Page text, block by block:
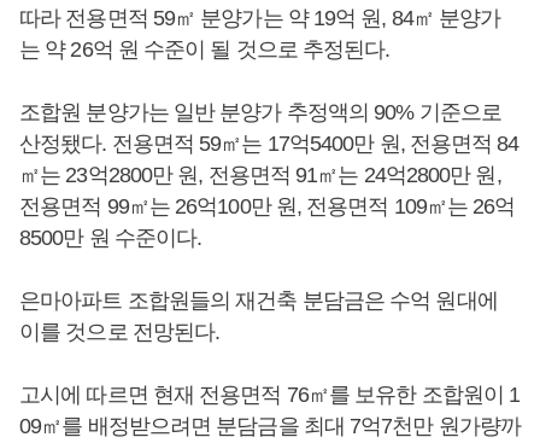
따라 전용면적 59㎡ 분양가는 약 19억 원, 84㎡ 분양가
는 약 26억 원 수준이 될 것으로 추정된다.
조합원 분양가는 일반 분양가 추정액의 90% 기준으로
산정됐다. 전용면적 59㎡는 17억5400만 원, 전용면적 84
㎡는 23억2800만 원, 전용면적 91㎡는 24억2800만 원,
전용면적 99㎡는 26억100만 원, 전용면적 109㎡는 26억
8500만 원 수준이다.
은마아파트 조합원들의 재건축 분담금은 수억 원대에
이를 것으로 전망된다.
고시에 따르면 현재 전용면적 76㎡를 보유한 조합원이 1
09㎡를 배정받으려면 분담금을 최대 7억7천만 원가량까